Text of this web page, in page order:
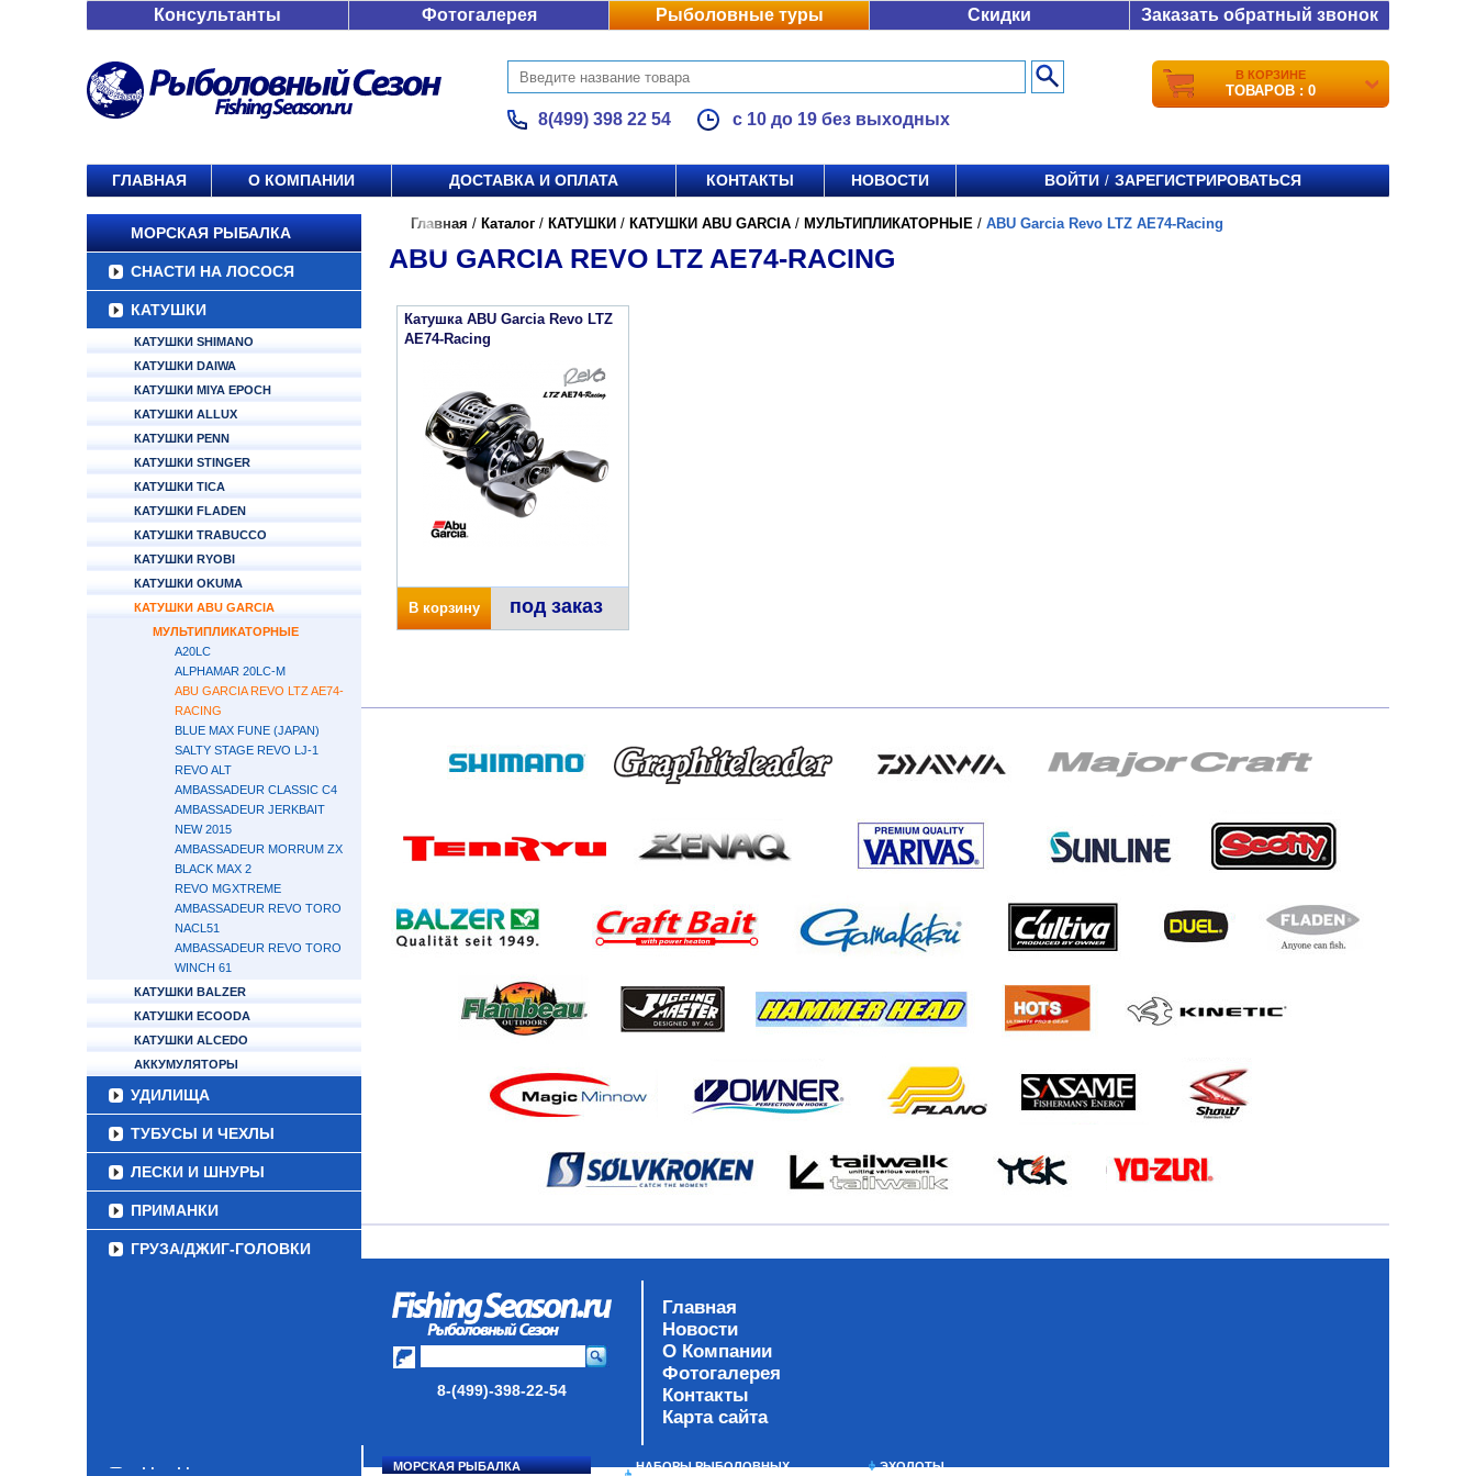
Консультанты Фотогалерея Рыболовные туры Скидки Заказать обратный звонок
8(499) 398 22 54 с 10 до 19 без выходных
В КОРЗИНЕ
ТОВАРОВ : 0
ГЛАВНАЯ О КОМПАНИИ ДОСТАВКА И ОПЛАТА КОНТАКТЫ НОВОСТИ ВОЙТИ / ЗАРЕГИСТРИРОВАТЬСЯ
МОРСКАЯ РЫБАЛКА
СНАСТИ НА ЛОСОСЯ
КАТУШКИ
КАТУШКИ SHIMANO
КАТУШКИ DAIWA
КАТУШКИ MIYA EPOCH
КАТУШКИ ALLUX
КАТУШКИ PENN
КАТУШКИ STINGER
КАТУШКИ TICA
КАТУШКИ FLADEN
КАТУШКИ TRABUCCO
КАТУШКИ RYOBI
КАТУШКИ OKUMA
КАТУШКИ ABU GARCIA
МУЛЬТИПЛИКАТОРНЫЕ
A20LC
ALPHAMAR 20LC-M
ABU GARCIA REVO LTZ AE74-
RACING
BLUE MAX FUNE (JAPAN)
SALTY STAGE REVO LJ-1
REVO ALT
AMBASSADEUR CLASSIC C4
AMBASSADEUR JERKBAIT
NEW 2015
AMBASSADEUR MORRUM ZX
BLACK MAX 2
REVO MGXTREME
AMBASSADEUR REVO TORO
NACL51
AMBASSADEUR REVO TORO
WINCH 61
КАТУШКИ BALZER
КАТУШКИ ECOODA
КАТУШКИ ALCEDO
АККУМУЛЯТОРЫ
УДИЛИЩА
ТУБУСЫ И ЧЕХЛЫ
ЛЕСКИ И ШНУРЫ
ПРИМАНКИ
ГРУЗА/ДЖИГ-ГОЛОВКИ
Главная / Каталог / КАТУШКИ / КАТУШКИ ABU GARCIA / МУЛЬТИПЛИКАТОРНЫЕ / ABU Garcia Revo LTZ AE74-Racing
ABU GARCIA REVO LTZ AE74-RACING
Катушка ABU Garcia Revo LTZ
AE74-Racing
В корзину под заказ
8-(499)-398-22-54
Главная
Новости
О Компании
Фотогалерея
Контакты
Карта сайта
МОРСКАЯ РЫБАЛКА НАБОРЫ РЫБОЛОВНЫХ ЭХОЛОТЫ